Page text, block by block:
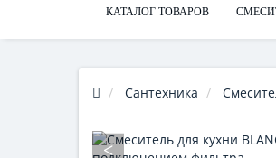
КАТАЛОГ ТОВАРОВ
Сантехника